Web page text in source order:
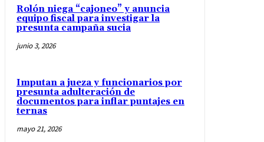
Rolón niega “cajoneo” y anuncia
equipo fiscal para investigar la
presunta campaña sucia
junio 3, 2026
Imputan a jueza y funcionarios por
presunta adulteración de
documentos para inflar puntajes en
ternas
mayo 21, 2026